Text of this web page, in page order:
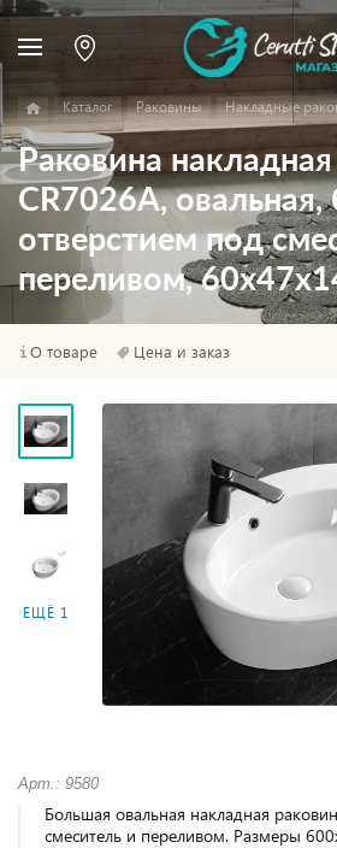
Каталог Раковины Накладные
Раковина
CR7026A, овальная,
отверстием под
переливом,
О товаре Цена и заказ
ЕЩЁ 1
Арт.: 9580
Большая овальная накладная
смеситель и переливом. Размеры